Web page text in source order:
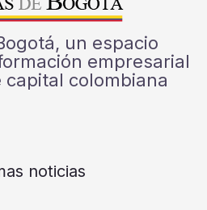
un espacio
empresarial
colombiana
noticias